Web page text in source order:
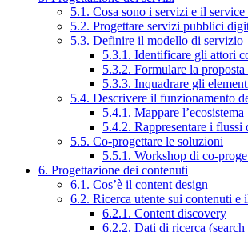
5.1. Cosa sono i servizi e il service
5.2. Progettare servizi pubblici
5.3. Definire il modello di servizio
5.3.1. Identificare gli attori
5.3.2. Formulare la
5.3.3. Inquadrare gli
5.4. Descrivere il funzionamento
5.4.1. Mappare l’ecosistema
5.4.2. Rappresentare i flussi
5.5. Co-progettare le soluzioni
5.5.1. Workshop di co-
6. Progettazione dei contenuti
6.1. Cos’è il content design
6.2. Ricerca utente sui contenuti e
6.2.1. Content discovery
6.2.2. Dati di ricerca